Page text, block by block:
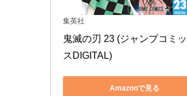
集英社
鬼滅の刃 23 (ジャンプコミ
スDIGITAL)
Amazonで見る